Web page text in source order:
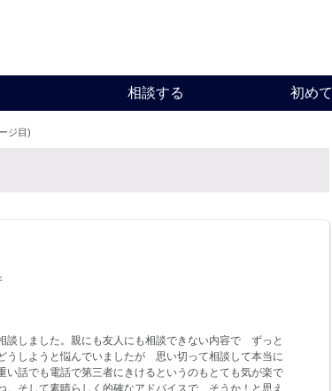
相談する 初め
ジ目)
談しました。親にも友人にも相談できない内容で ずっと
うしようと悩んでいましたが 思い切って相談して本当に
い話でも電話で第三者にきけるというのもとても気が楽で
。そして素晴らしく的確なアドバイスで そうか！と思え